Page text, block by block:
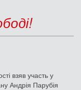
взяв участь у
Андрія Парубія